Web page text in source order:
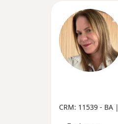
CRM: 11539 - BA |